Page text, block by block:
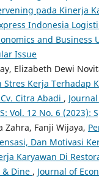
pada Kinerja
Indonesia
and Business
Issue
Elizabeth Dewi
Stres Kerja Terhadap
Citra Abadi ,
Vol. 12 No. 6 (2023):
Zahra, Fanji Wijaya,
Dan Motivasi
Karyawan Di
& Dine , Journal of